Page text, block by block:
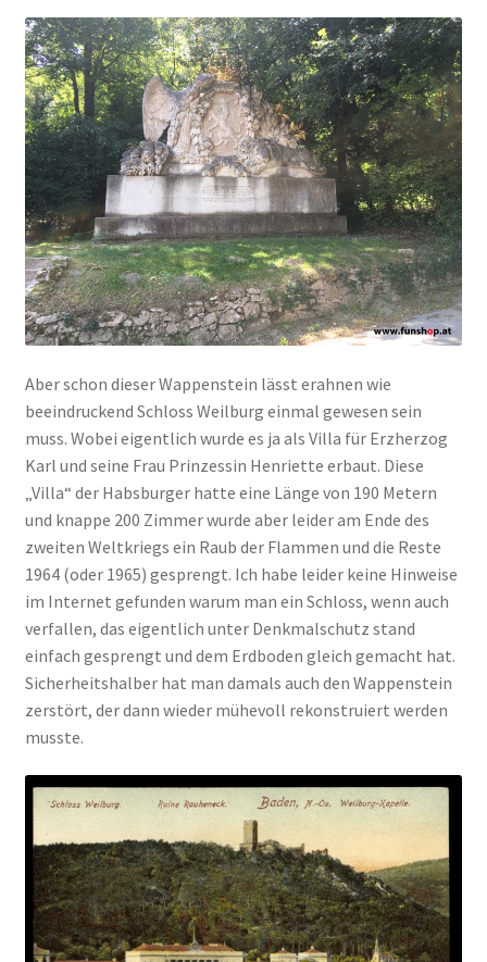
Aber schon dieser Wappenstein lässt erahnen wie
beeindruckend Schloss Weilburg einmal gewesen sein
muss. Wobei eigentlich wurde es ja als Villa für Erzherzog
Karl und seine Frau Prinzessin Henriette erbaut. Diese
„Villa“ der Habsburger hatte eine Länge von 190 Metern
und knappe 200 Zimmer wurde aber leider am Ende des
zweiten Weltkriegs ein Raub der Flammen und die Reste
1964 (oder 1965) gesprengt. Ich habe leider keine Hinweise
im Internet gefunden warum man ein Schloss, wenn auch
verfallen, das eigentlich unter Denkmalschutz stand
einfach gesprengt und dem Erdboden gleich gemacht hat.
Sicherheitshalber hat man damals auch den Wappenstein
zerstört, der dann wieder mühevoll rekonstruiert werden
musste.